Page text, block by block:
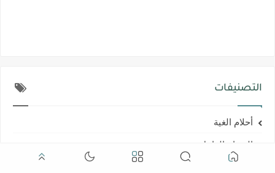
التصنيفات
أحلام الغية
الحمام الزاجل